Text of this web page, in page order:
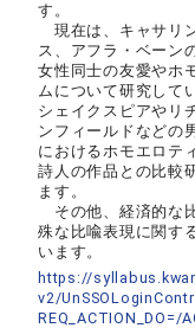
す。
現在は、キャサリ
ス、アフラ・ベーン
女性同士の友愛やホ
ムについて研究して
シェイクスピアやリ
ンフィールドなどの
におけるホモエロテ
詩人の作品との比較
ます。
その他、経済的な
殊な比喩表現に関す
います。
https://
v2/
REQ_ACTION_DO=/